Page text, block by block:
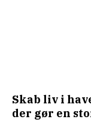
Skab liv i
der gør en